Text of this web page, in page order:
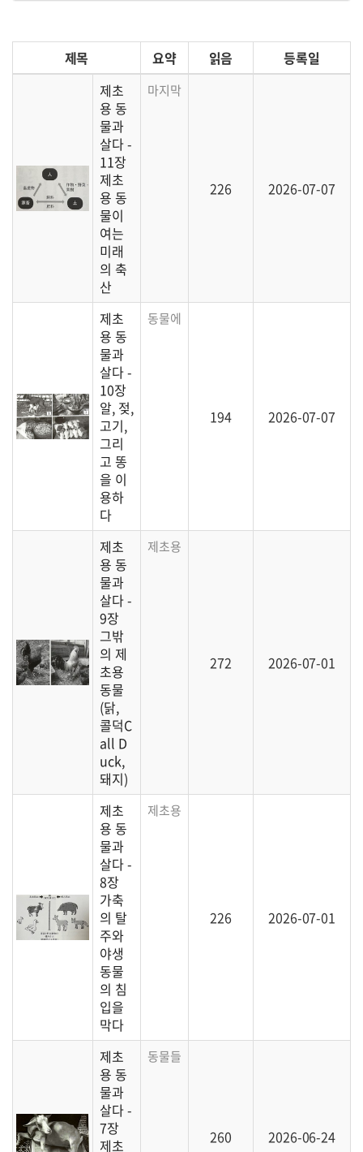
제목 요약 읽음
등록일
제초
용 동
물과
살다 -
11장
제초
용 동
물이
여는
미래
의 축
산
마지막으로 저자는 '작은 축산'을 지향하는
226 2026-07-07
제초
용 동
물과
살다 -
10장
알, 젖,
고기,
그리
고 똥
을 이
용하
다
동물에게서 얻어 활용할 수 있는 다양한 부
194 2026-07-07
제초
용 동
물과
살다 -
9장
그밖
의 제
초용
동물
(닭,
콜덕C
all D
uck,
돼지)
제초용 동물로 활용할 수 있는 여러 가축 이
272 2026-07-01
제초
용 동
물과
살다 -
8장
가축
의 탈
주와
야생
동물
의 침
입을
막다
제초용 동물을 관리하는 방법에 대한 설명
226 2026-07-01
제초
용 동
물과
살다 -
7장
제초
동물들이 건강하게 자랄 수 있도록 돕는 방
260 2026-06-24